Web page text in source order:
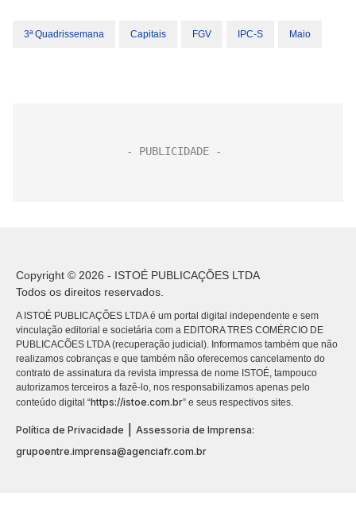
3ª Quadrissemana Capitais FGV IPC-S Maio
Copyright © 2026 - ISTOÉ PUBLICAÇÕES LTDA
Todos os direitos reservados.
A ISTOÉ PUBLICAÇÕES LTDA é um portal digital independente e sem
vinculação editorial e societária com a EDITORA TRES COMÉRCIO DE
PUBLICACÕES LTDA (recuperação judicial). Informamos também que não
realizamos cobranças e que também não oferecemos cancelamento do
contrato de assinatura da revista impressa de nome ISTOÉ, tampouco
autorizamos terceiros a fazê-lo, nos responsabilizamos apenas pelo
conteúdo digital “https://istoe.com.br” e seus respectivos sites.
Política de Privacidade
Assessoria de Imprensa:
grupoentre.imprensa@agenciafr.com.br